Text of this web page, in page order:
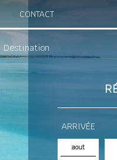
Destination
CONTACT
ARRIVÉE
aout